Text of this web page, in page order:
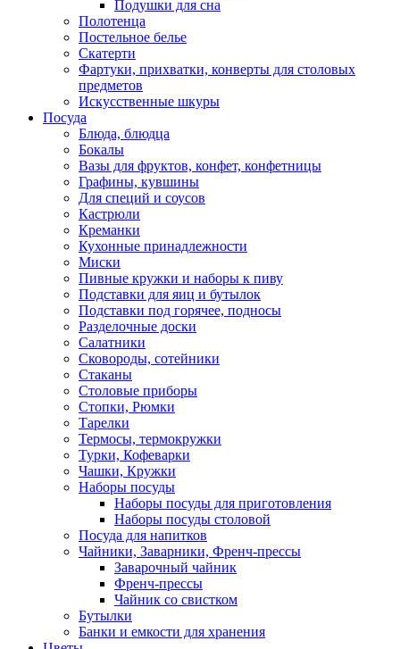
Подушки для сна
Полотенца
Постельное белье
Скатерти
Фартуки, прихватки, конверты для столовых
предметов
Искусственные шкуры
Посуда
Блюда, блюдца
Бокалы
Вазы для фруктов, конфет, конфетницы
Графины, кувшины
Для специй и соусов
Кастрюли
Креманки
Кухонные принадлежности
Миски
Пивные кружки и наборы к пиву
Подставки для яиц и бутылок
Подставки под горячее, подносы
Разделочные доски
Салатники
Сковороды, сотейники
Стаканы
Столовые приборы
Стопки, Рюмки
Тарелки
Термосы, термокружки
Турки, Кофеварки
Чашки, Кружки
Наборы посуды
Наборы посуды для приготовления
Наборы посуды столовой
Посуда для напитков
Чайники, Заварники, Френч-прессы
Заварочный чайник
Френч-прессы
Чайник со свистком
Бутылки
Банки и емкости для хранения